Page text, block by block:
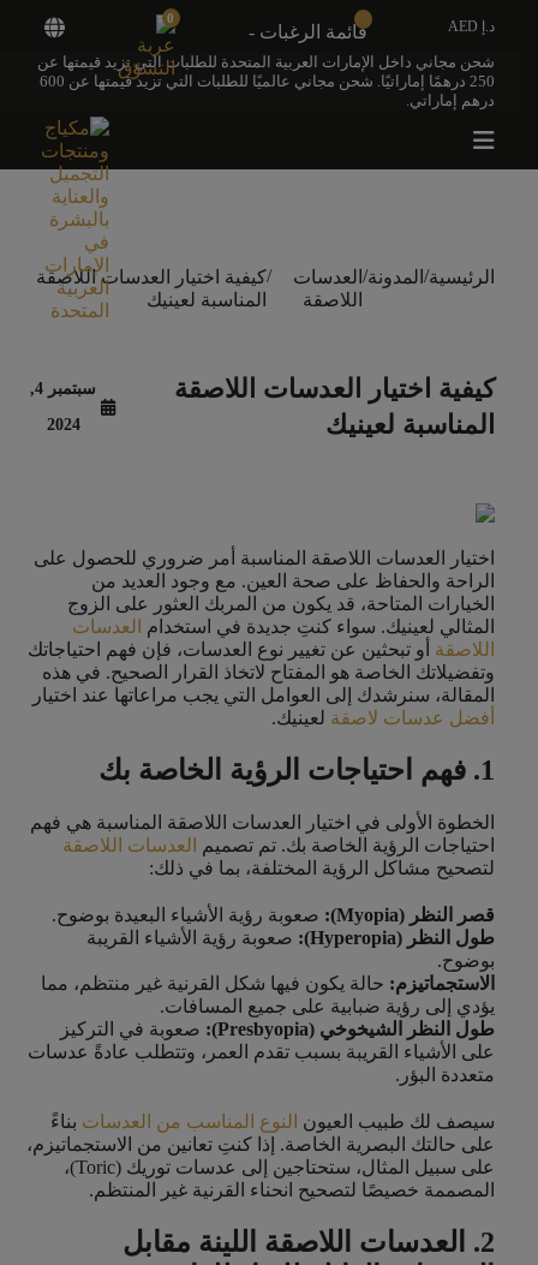
شحن مجاني داخل الإمارات العربية المتحدة للطلبات التي تزيد قيمتها عن
250 درهمًا إماراتيًا. شحن مجاني عالميًا للطلبات التي تزيد قيمتها عن 600
درهم إماراتي.
الرئيسية/المدونة/العدسات
اللاصقة
/كيفية اختيار العدسات اللاصقة
المناسبة لعينيك
كيفية اختيار العدسات اللاصقة
المناسبة لعينيك
سبتمبر 4,
2024
اختيار العدسات اللاصقة المناسبة أمر ضروري للحصول على
الراحة والحفاظ على صحة العين. مع وجود العديد من
الخيارات المتاحة، قد يكون من المربك العثور على الزوج
المثالي لعينيك. سواء كنتِ جديدة في استخدام العدسات
اللاصقة أو تبحثين عن تغيير نوع العدسات، فإن فهم احتياجاتك
وتفضيلاتك الخاصة هو المفتاح لاتخاذ القرار الصحيح. في هذه
المقالة، سنرشدك إلى العوامل التي يجب مراعاتها عند اختيار
أفضل عدسات لاصقة لعينيك.
1. فهم احتياجات الرؤية الخاصة بك
الخطوة الأولى في اختيار العدسات اللاصقة المناسبة هي فهم
احتياجات الرؤية الخاصة بك. تم تصميم
العدسات اللاصقة
لتصحيح مشاكل الرؤية المختلفة، بما في ذلك:
قصر النظر (Myopia):
صعوبة رؤية الأشياء البعيدة بوضوح.
طول النظر (Hyperopia):
صعوبة رؤية الأشياء القريبة
بوضوح.
الاستجماتيزم: حالة يكون فيها شكل القرنية غير منتظم، مما
يؤدي إلى رؤية ضبابية على جميع المسافات.
طول النظر الشيخوخي (Presbyopia):
صعوبة في التركيز
على الأشياء القريبة بسبب تقدم العمر، وتتطلب عادةً عدسات
متعددة البؤر.
سيصف لك طبيب العيون النوع المناسب من العدسات بناءً
على حالتك البصرية الخاصة. إذا كنتِ تعانين من الاستجماتيزم،
على سبيل المثال، ستحتاجين إلى عدسات توريك (Toric)،
المصممة خصيصًا لتصحيح انحناء القرنية غير المنتظم.
2. العدسات اللاصقة اللينة مقابل
د.إ AED قائمة الرغبات -
0